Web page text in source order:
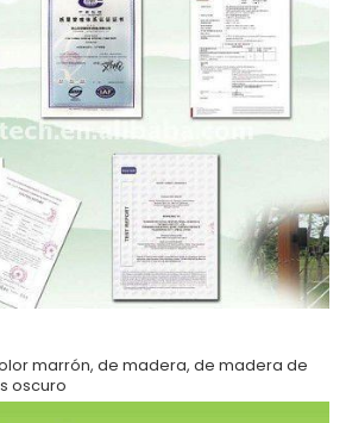
marrón, de madera, de madera de
oscuro